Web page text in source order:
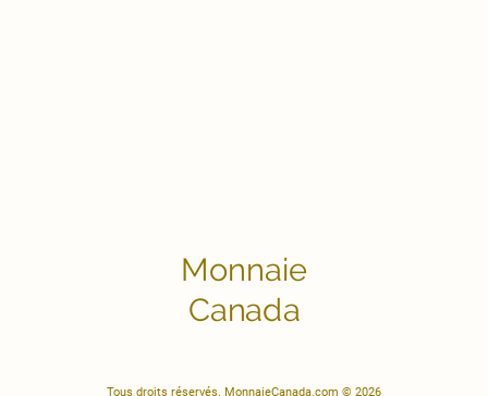
Monnaie
Canada
Tous droits réservés. MonnaieCanada.com © 2026